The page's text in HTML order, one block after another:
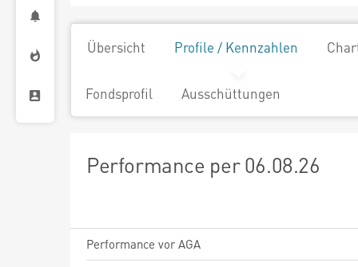
Übersicht Profile / Kennzahlen
Fondsprofil Ausschüttungen
Performance per 06.08.26
Performance vor AGA